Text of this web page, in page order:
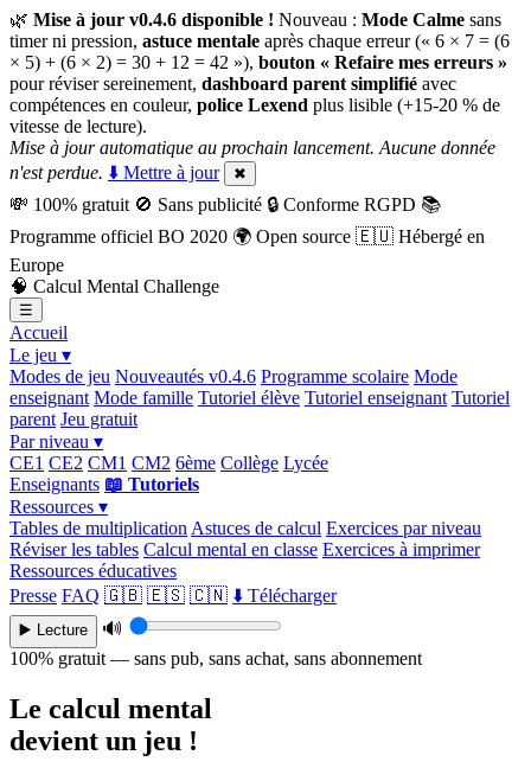
🌿 Mise à jour v0.4.6 disponible ! Nouveau : Mode Calme sans
timer ni pression, astuce mentale après chaque erreur (« 6 × 7 = (6
× 5) + (6 × 2) = 30 + 12 = 42 »), bouton « Refaire mes erreurs »
pour réviser sereinement, dashboard parent simplifié avec
compétences en couleur, police Lexend plus lisible (+15-20 % de
vitesse de lecture).
Mise à jour automatique au prochain lancement. Aucune donnée
n'est perdue. ⬇️ Mettre à jour ✖
💸 100% gratuit 🚫 Sans publicité 🔒 Conforme RGPD 📚
Programme officiel BO 2020 🌍 Open source 🇪🇺 Hébergé en
Europe
🧠 Calcul Mental Challenge
☰
Accueil
Le jeu ▾
Modes de jeu Nouveautés v0.4.6 Programme scolaire Mode
enseignant Mode famille Tutoriel élève Tutoriel enseignant Tutoriel
parent Jeu gratuit
Par niveau ▾
CE1 CE2 CM1 CM2 6ème Collège Lycée
Enseignants 📖 Tutoriels
Ressources ▾
Tables de multiplication Astuces de calcul Exercices par niveau
Réviser les tables Calcul mental en classe Exercices à imprimer
Ressources éducatives
Presse FAQ 🇬🇧 🇪🇸 🇨🇳 ⬇️ Télécharger
▶️ Lecture
🔊
100% gratuit — sans pub, sans achat, sans abonnement
Le calcul mental
devient un jeu !